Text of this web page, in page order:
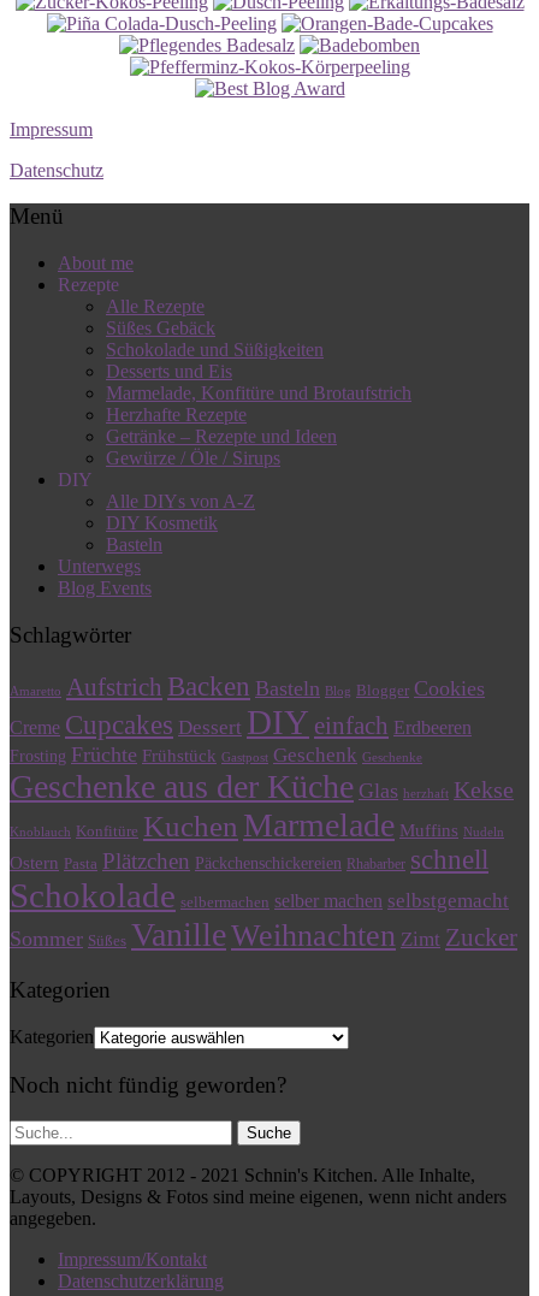
Impressum
Datenschutz
Menü
About me
Rezepte
Alle Rezepte
Süßes Gebäck
Schokolade und Süßigkeiten
Desserts und Eis
Marmelade, Konfitüre und Brotaufstrich
Herzhafte Rezepte
Getränke – Rezepte und Ideen
Gewürze / Öle / Sirups
DIY
Alle DIYs von A-Z
DIY Kosmetik
Basteln
Unterwegs
Blog Events
Schlagwörter
Amaretto Aufstrich Backen Basteln Blog Blogger Cookies
Creme Cupcakes Dessert DIY einfach Erdbeeren
Frosting Früchte Frühstück Gastpost Geschenk Geschenke
Geschenke aus der Küche Glas herzhaft Kekse
Knoblauch Konfitüre Kuchen Marmelade Muffins Nudeln
Ostern Pasta Plätzchen Päckchenschickereien Rhabarber schnell
Schokolade selbermachen selber machen selbstgemacht
Sommer Süßes VanilleWeihnachten Zimt Zucker
Kategorien
Kategorien
Noch nicht fündig geworden?
© COPYRIGHT 2012 - 2021 Schnin's Kitchen. Alle Inhalte,
Layouts, Designs & Fotos sind meine eigenen, wenn nicht anders
angegeben.
Impressum/Kontakt
Datenschutzerklärung